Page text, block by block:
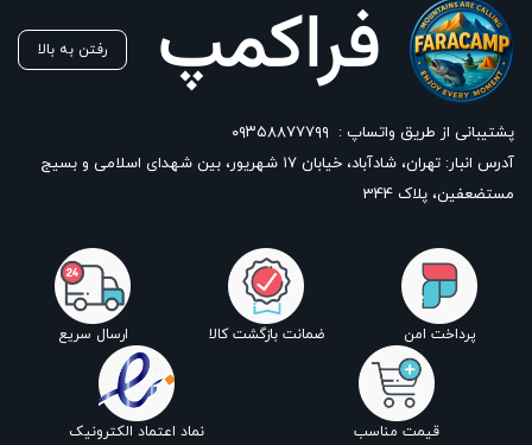
رفتن به بالا
پشتیبانی از طریق واتساپ : ۰۹۳۵۸۸۷۷۷۹۹
آدرس انبار: تهران، شادآباد، خیابان ١٧ شهریور، بین شهدای اسلامی و بسیج
مستضعفین، پلاک 344
پرداخت امن ضمانت بازگشت کالا ارسال سریع
قیمت مناسب نماد اعتماد الکترونیک